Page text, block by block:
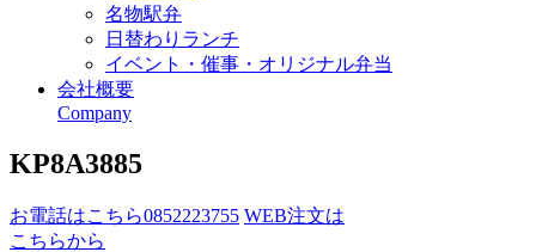
名物駅弁
日替わりランチ
イベント・催事・オリジナル弁当
会社概要
Company
KP8A3885
お電話はこちら0852223755 WEB注文は
こちらから